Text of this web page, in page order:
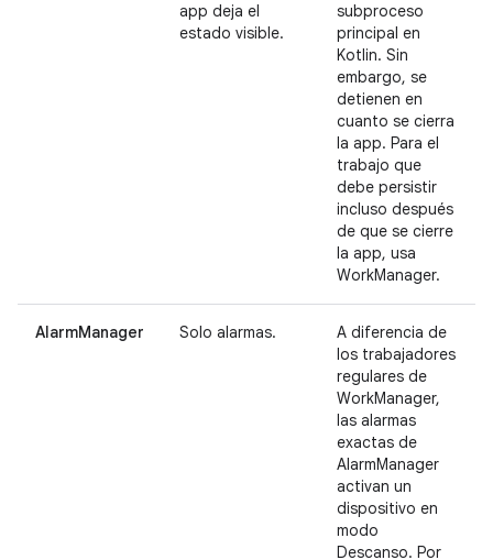
app deja el
estado visible.
subproceso
principal en
Kotlin. Sin
embargo, se
detienen en
cuanto se cierra
la app. Para el
trabajo que
debe persistir
incluso después
de que se cierre
la app, usa
WorkManager.
AlarmManager Solo alarmas.
A diferencia de
los trabajadores
regulares de
WorkManager,
las alarmas
exactas de
AlarmManager
activan un
dispositivo en
modo
Descanso. Por